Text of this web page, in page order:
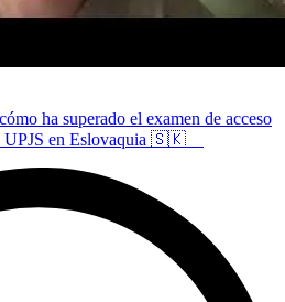
ha superado el examen de acceso
UPJS en Eslovaquia 🇸🇰 ⠀